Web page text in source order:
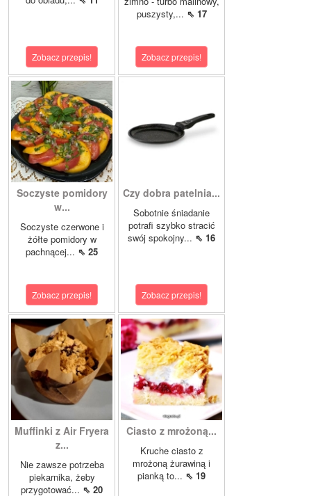
Zobacz przepis!
puszysty,... ⇖ 17
Zobacz przepis!
Soczyste pomidory
w...
Soczyste czerwone i
żółte pomidory w
pachnącej... ⇖ 25
Zobacz przepis!
Czy dobra patelnia...
Sobotnie śniadanie
potrafi szybko stracić
swój spokojny... ⇖ 16
Zobacz przepis!
Muffinki z Air Fryera
z...
Nie zawsze potrzeba
piekarnika, żeby
przygotować... ⇖ 20
Ciasto z mrożoną...
Kruche ciasto z
mrożoną żurawiną i
pianką to... ⇖ 19